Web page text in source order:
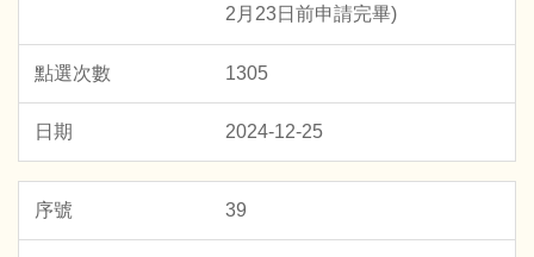
2月23日前申請完畢)
1305
2024-12-25
39